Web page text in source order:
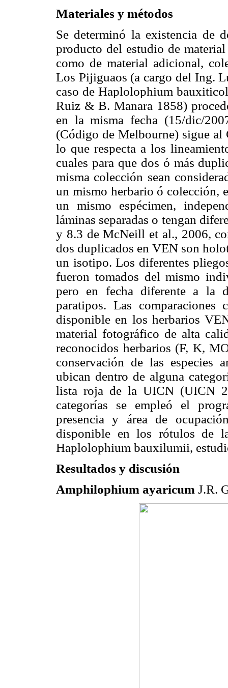
Materiales y métodos
Se determinó la existencia de
producto del estudio de
como de material adicional,
Los Pijiguaos (a cargo del Ing.
caso de Haplolophium
Ruiz & B. Manara 1858)
en la misma fecha (15/dic/
(Código de Melbourne) sigue
lo que respecta a los
cuales para que dos ó más
misma colección sean
un mismo herbario ó colección,
un mismo espécimen,
láminas separadas o tengan
y 8.3 de McNeill et al., 2006,
dos duplicados en VEN son
un isotipo. Los diferentes
fueron tomados del mismo
pero en fecha diferente a la
paratipos. Las
disponible en los herbarios
material fotográfico de alta
reconocidos herbarios (F, K,
conservación de las especies
ubican dentro de alguna
lista roja de la UICN (UICN
categorías se empleó el
presencia y área de
disponible en los rótulos de
Haplolophium bauxilumii,
Resultados y discusión
Amphilophium ayaricum J.R.